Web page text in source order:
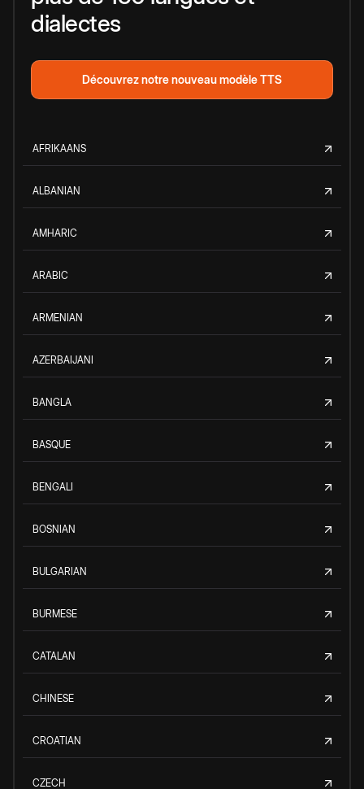
dialectes
Découvrez notre nouveau modèle TTS
AFRIKAANS
ALBANIAN
AMHARIC
ARABIC
ARMENIAN
AZERBAIJANI
BANGLA
BASQUE
BENGALI
BOSNIAN
BULGARIAN
BURMESE
CATALAN
CHINESE
CROATIAN
CZECH